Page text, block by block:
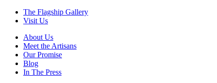
The Flagship Gallery
Visit Us
About Us
Meet the Artisans
Our Promise
Blog
In The Press